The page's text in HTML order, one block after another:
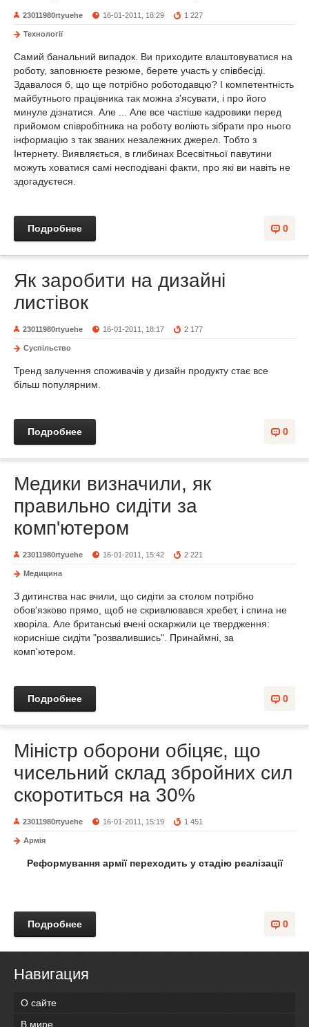
23011980rtyuehe 16-01-2011, 18:29 1 227
Технології
Самий банальний випадок. Ви приходите влаштовуватися на
роботу, заповнюєте резюме, берете участь у співбесіді.
Здавалося б, що ще потрібно роботодавцю? І компетентність
майбутнього працівника так можна з'ясувати, і про його
минуле дізнатися. Але ... Але все частіше кадровики перед
прийомом співробітника на роботу воліють зібрати про нього
інформацію з так званих незалежних джерел. Тобто з
Інтернету. Виявляється, в глибинах Всесвітньої павутини
можуть ховатися самі несподівані факти, про які ви навіть не
здогадуєтеся.
0
Подробнее
Як заробити на дизайні
листівок
23011980rtyuehe 16-01-2011, 18:17 2 177
Суспільство
Тренд залучення споживачів у дизайн продукту стає все
більш популярним.
0
Подробнее
Медики визначили, як
правильно сидіти за
комп'ютером
23011980rtyuehe 16-01-2011, 15:42 2 221
Медицина
З дитинства нас вчили, що сидіти за столом потрібно
обов'язково прямо, щоб не скривлювався хребет, і спина не
хворіла. Але британські вчені оскаржили це твердження:
корисніше сидіти "розвалившись". Принаймні, за
комп'ютером.
0
Подробнее
Міністр оборони обіцяє, що
чисельний склад збройних сил
скоротиться на 30%
23011980rtyuehe 16-01-2011, 15:19 1 451
Армія
Реформування армії переходить у стадію реалізації
0
Подробнее
Навигация
О сайте
В мире